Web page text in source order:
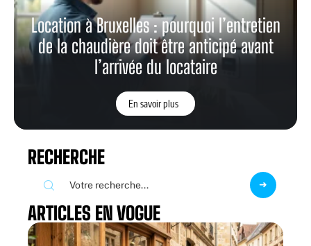
Location à Bruxelles : pourquoi l’entretien
de la chaudière doit être anticipé avant
l’arrivée du locataire
En savoir plus
RECHERCHE
ARTICLES EN VOGUE